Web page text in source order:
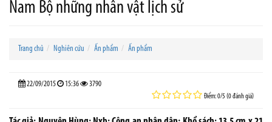
Nam Bộ những nhân vật lịch sử
Trang chủ Nghiên cứu Ấn phẩm Ấn phẩm
22/09/2015 15:36 3790
Điểm: 0/5 (0 đánh giá)